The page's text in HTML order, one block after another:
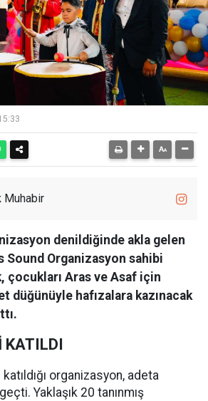
Muhabir
denildiğinde akla gelen
Sound Organizasyon sahibi
çocukları Aras ve Asaf için
düğünüyle hafızalara kazınacak
KATILDI
organizasyon, adeta
Yaklaşık 20 tanınmış